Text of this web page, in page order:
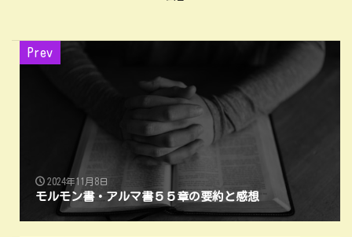
Prev
2024年11月8日
モルモン書・アルマ書５５章の要約と感想